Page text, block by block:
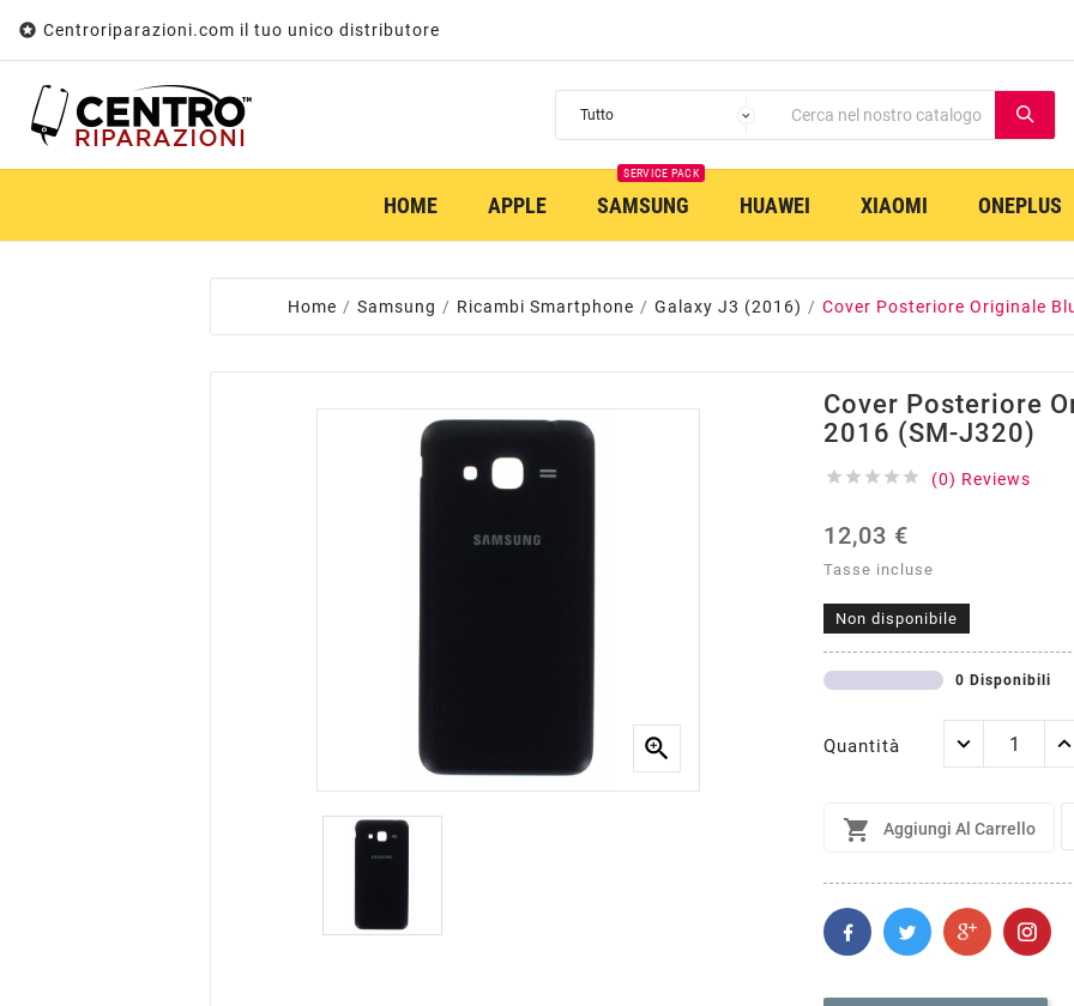
 Centroriparazioni.com il tuo unico distributore
HOME APPLE SAMSUNG
SERVICE PACK
HUAWEI XIAOMI ONEPLUS
Home Samsung Ricambi Smartphone Galaxy J3 (2016) Cover Posteriore Originale

Cover Posteriore
2016 (SM-J320)
     (0) Reviews
12,03 €
Tasse incluse
Non disponibile
0 Disponibili
Quantità
 Aggiungi Al Carrello